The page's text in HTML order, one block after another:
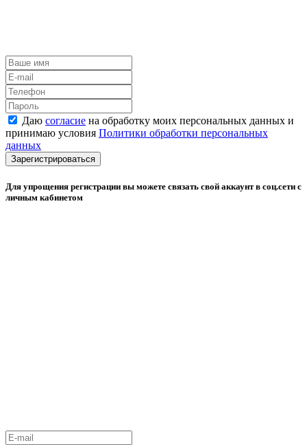
Даю согласие на обработку моих персональных данных и
принимаю условия Политики обработки персональных
данных
Зарегистрироваться
Для упрощения регистрации вы можете связать свой аккаунт в соц.сети с
личным кабинетом